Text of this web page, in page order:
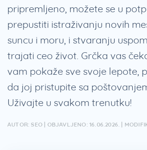
pripremljeno, možete se u
prepustiti istraživanju novih
suncu i moru, i stvaranju
trajati ceo život. Grčka vas
vam pokaže sve svoje lepote,
da joj pristupite sa
Uživajte u svakom trenutku!
AUTOR: SEO | OBJAVLJENO: 16.06.2026. |